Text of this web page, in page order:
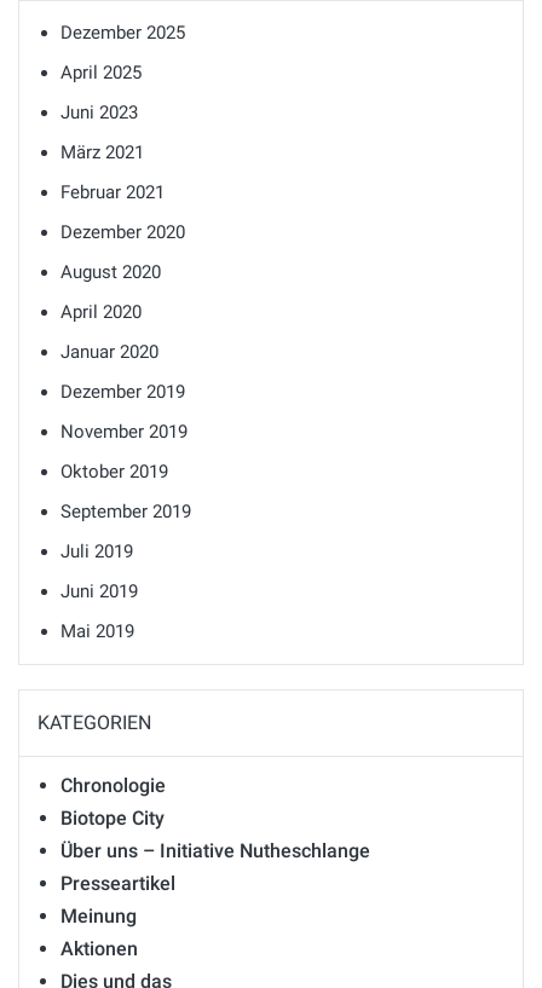
Dezember 2025
April 2025
Juni 2023
März 2021
Februar 2021
Dezember 2020
August 2020
April 2020
Januar 2020
Dezember 2019
November 2019
Oktober 2019
September 2019
Juli 2019
Juni 2019
Mai 2019
KATEGORIEN
Chronologie
Biotope City
Über uns – Initiative Nutheschlange
Presseartikel
Meinung
Aktionen
Dies und das